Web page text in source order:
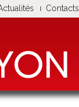
Contacts
cookies